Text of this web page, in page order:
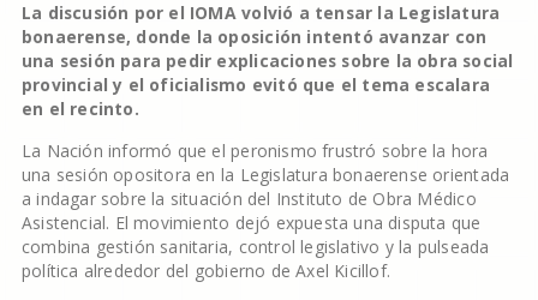
La discusión por el IOMA volvió a tensar la Legislatura
bonaerense, donde la oposición intentó avanzar con
una sesión para pedir explicaciones sobre la obra social
provincial y el oficialismo evitó que el tema escalara
en el recinto.
La Nación informó que el peronismo frustró sobre la hora
una sesión opositora en la Legislatura bonaerense orientada
a indagar sobre la situación del Instituto de Obra Médico
Asistencial. El movimiento dejó expuesta una disputa que
combina gestión sanitaria, control legislativo y la pulseada
política alrededor del gobierno de Axel Kicillof.